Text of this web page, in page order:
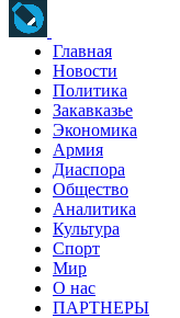
Главная
Новости
Политика
Закавказье
Экономика
Армия
Диаспора
Общество
Аналитика
Культура
Спорт
Мир
О нас
ПАРТНЕРЫ